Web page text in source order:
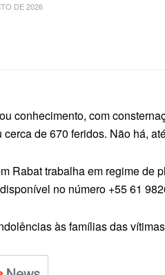
DE 2026
conhecimento, com
de 670 feridos. Não há,
Rabat trabalha em regime de
no número +55 61
às famílias das